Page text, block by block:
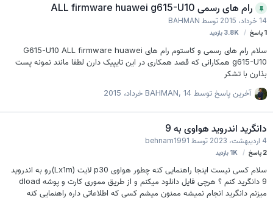
رام های رسمی ALL firmware huawei g615-U10
14 خرداد، 2015 توسطBAHMAN
پاسخ 3.8Kبازدید
سلام رام های رسمی و کاستوم رام های G615-U10 ALL firmware huawei
g615-U10 همکارانی که قصد همکاری در این تایپیک دارن لطفا مانند نمونه پست
بذارن با تشکر
آخرین پاسخ توسط BAHMAN ,14 خرداد، 2015
دانگرید اندروید هواوی به 9
4 اردیبهشت، 2023 توسط behnam1991
2پاسخ 1Kبازدید
سلام کسی نیست اینجا راهنمایی کنه چطور هواوی p30 لایت (Lx1m)رو به اندروید
9 دانگرید کنم ؟ هرچی فایل دانلود میکنم و از طریق مموری کارت و پوشه dload
میزنم دانگرید انجام نمیشه ممنون میشم کسی که اطلاعاتی داره راهنمایی کنه